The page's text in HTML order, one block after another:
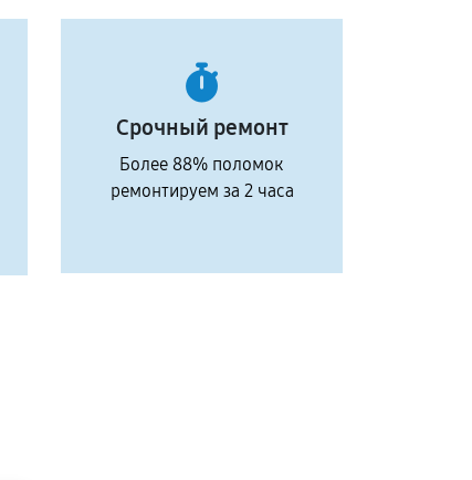
Срочный ремонт
Более 88% поломок
ремонтируем за 2 часа